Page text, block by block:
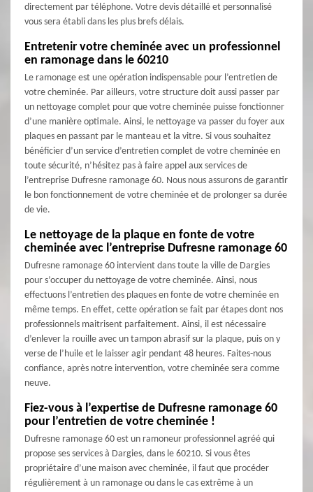
directement par téléphone. Votre devis détaillé et personnalisé
vous sera établi dans les plus brefs délais.
Entretenir votre cheminée avec un professionnel
en ramonage dans le 60210
Le ramonage est une opération indispensable pour l’entretien de
votre cheminée. Par ailleurs, votre structure doit aussi passer par
un nettoyage complet pour que votre cheminée puisse fonctionner
d’une manière optimale. Ainsi, le nettoyage va passer du foyer aux
plaques en passant par le manteau et la vitre. Si vous souhaitez
bénéficier d’un service d’entretien complet de votre cheminée en
toute sécurité, n’hésitez pas à faire appel aux services de
l’entreprise Dufresne ramonage 60. Nous nous assurons de garantir
le bon fonctionnement de votre cheminée et de prolonger sa durée
de vie.
Le nettoyage de la plaque en fonte de votre
cheminée avec l’entreprise Dufresne ramonage 60
Dufresne ramonage 60 intervient dans toute la ville de Dargies
pour s’occuper du nettoyage de votre cheminée. Ainsi, nous
effectuons l’entretien des plaques en fonte de votre cheminée en
même temps. En effet, cette opération se fait par étapes dont nos
professionnels maitrisent parfaitement. Ainsi, il est nécessaire
d’enlever la rouille avec un tampon abrasif sur la plaque, puis on y
verse de l’huile et le laisser agir pendant 48 heures. Faites-nous
confiance, après notre intervention, votre cheminée sera comme
neuve.
Fiez-vous à l’expertise de Dufresne ramonage 60
pour l’entretien de votre cheminée !
Dufresne ramonage 60 est un ramoneur professionnel agréé qui
propose ses services à Dargies, dans le 60210. Si vous êtes
propriétaire d’une maison avec cheminée, il faut que procéder
régulièrement à un ramonage ou dans le cas extrême à un